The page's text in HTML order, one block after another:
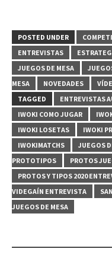
POSTED UNDER
ENTREVISTAS
JUEGOS DE MESA
MESA
NOVEDADES
TAGGED
ENTREVISTAS
IWOKI COMO JUGAR
IWOKI LOSETAS
IWOKI
IWOKIMATCHS
JUEGOS
PROTOTIPOS
PROTOS
PROTOS Y TIPOS 2020
VIDEGAÍN ENTREVISTA
JUEGOS DE MESA